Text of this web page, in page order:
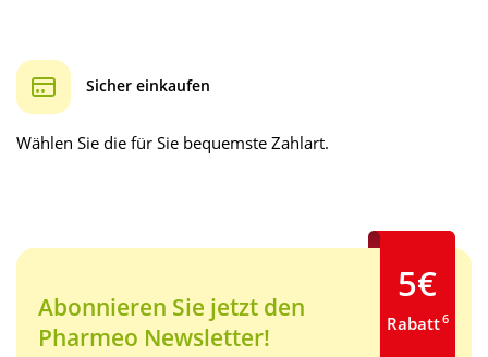
Sicher einkaufen
Wählen Sie die für Sie bequemste Zahlart.
Abonnieren Sie jetzt den
Pharmeo Newsletter!
5€
Rabatt6